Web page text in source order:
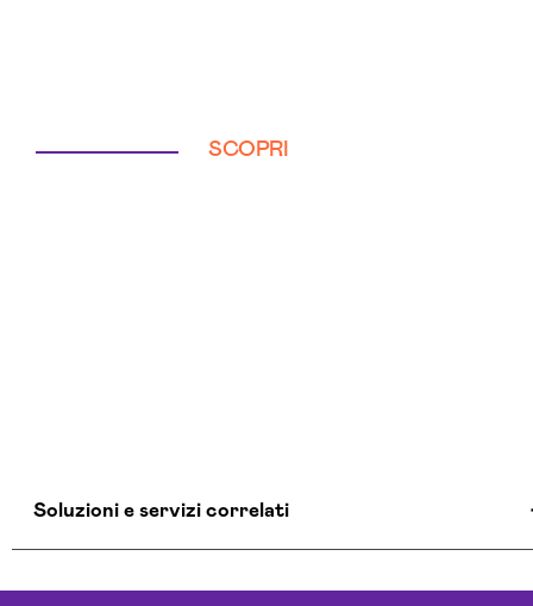
SCOPRI
Soluzioni e servizi correlati
Aziende Intelligenza Artificiale Arezzo